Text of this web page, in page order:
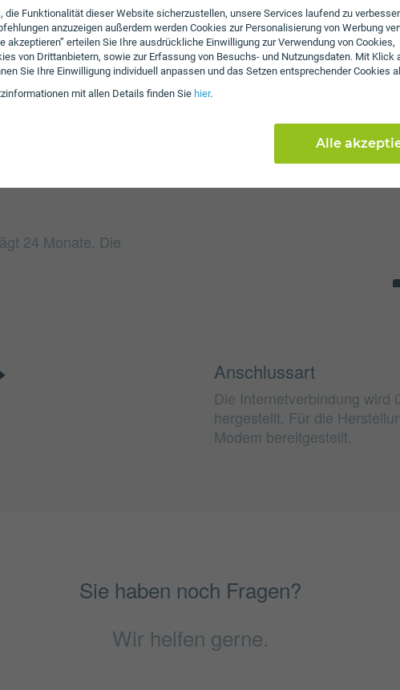
die Funktionalität dieser Website sicherzustellen, unsere Services laufend zu
anzuzeigen außerdem werden Cookies zur Personalisierung von Werbung
akzeptieren” erteilen Sie Ihre ausdrückliche Einwilligung zur Verwendung von Cookies,
von Drittanbietern, sowie zur Erfassung von Besuchs- und Nutzungsdaten. Mit Klick
Sie Ihre Einwilligung individuell anpassen und das Setzen entsprechender Cookies
mit allen Details finden Sie hier.
Alle
Gebühren
Beim Tarif Internet Start
an. Weiters fallen
24 Monate. Die
Anschlussart
Die Internetverbindung wird
hergestellt. Für die
Modem bereitgestellt.
Sie haben noch Fragen?
Wir helfen gerne.